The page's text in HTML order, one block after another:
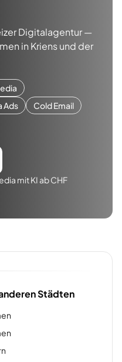
Digitalagentur —
in Kriensund der
Ads
Cold Email
mit KI ab CHF
Städten